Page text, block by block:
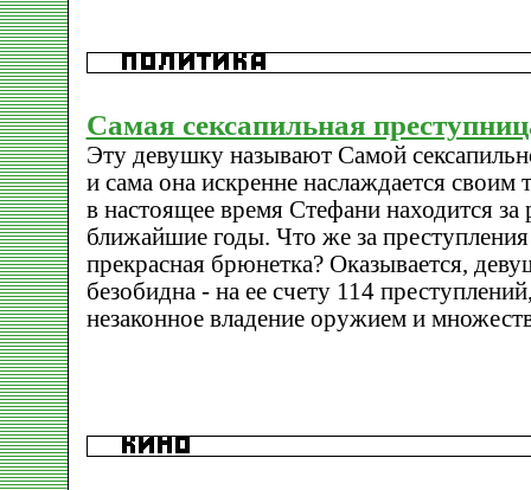
Самая сексапильная
Эту девушку называют Самой
и сама она искренне наслаждается своим
в настоящее время Стефани находится за
ближайшие годы. Что же за
прекрасная брюнетка? Оказывается,
безобидна - на ее счету 114
незаконное владение оружием и